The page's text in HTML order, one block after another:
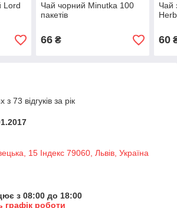
Lord
Чай чорний Minutka 100
пакетів
66₴
Чай
60
73 відгуків за рік
15 Індекс 79060, Львів, Україна
з 08:00 до 18:00
графік роботи